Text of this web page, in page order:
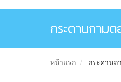
กระดานถาม
หน้าแรก กระดานถ